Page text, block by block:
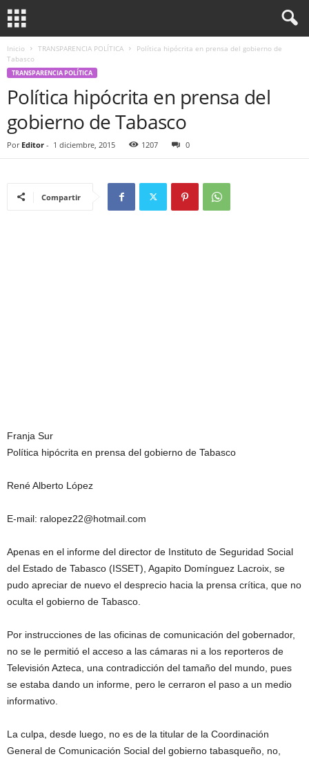
Inicio TRANSPARENCIA POLÍTICA
Política hipócrita en prensa del gobierno de
Tabasco
TRANSPARENCIA POLÍTICA
Política hipócrita en prensa del
gobierno de Tabasco
Por Editor - 1 diciembre, 2015 1207 0
Compartir
Franja Sur
Política hipócrita en prensa del gobierno de Tabasco
René Alberto López
E-mail: ralopez22@hotmail.com
Apenas en el informe del director de Instituto de Seguridad Social
del Estado de Tabasco (ISSET), Agapito Domínguez Lacroix, se
pudo apreciar de nuevo el desprecio hacia la prensa crítica, que no
oculta el gobierno de Tabasco.
Por instrucciones de las oficinas de comunicación del gobernador,
no se le permitió el acceso a las cámaras ni a los reporteros de
Televisión Azteca, una contradicción del tamaño del mundo, pues
se estaba dando un informe, pero le cerraron el paso a un medio
informativo.
La culpa, desde luego, no es de la titular de la Coordinación
General de Comunicación Social del gobierno tabasqueño, no,